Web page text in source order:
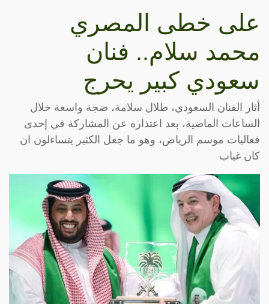
على خطى المصري
محمد سلام.. فنان
سعودي كبير يحرج
أثار الفنان السعودي، طلال سلامة، ضجة واسعة خلال
الساعات الماضية، بعد اعتذاره عن المشاركة في إحدى
فعاليات موسم الرياض، وهو ما جعل الكثير يتساءلون ان
كان غياب